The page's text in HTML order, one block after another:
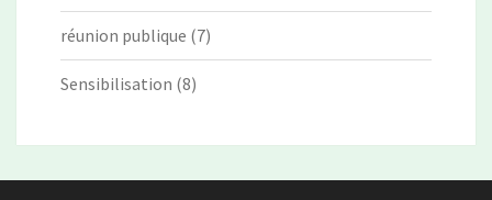
réunion publique (7)
Sensibilisation (8)